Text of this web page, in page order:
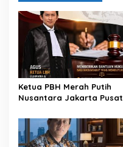
s
o
s
Ketua PBH Merah Putih
Nusantara Jakarta Pusat
dan Aktivis Pemekaran
Kecamatan Kumpai Raya